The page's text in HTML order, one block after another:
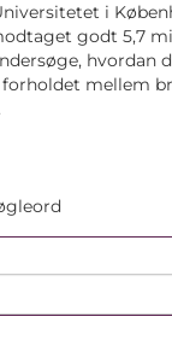
i
godt 5,7
hvordan
mellem